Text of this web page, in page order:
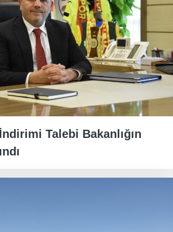
Talebi Bakanlığın